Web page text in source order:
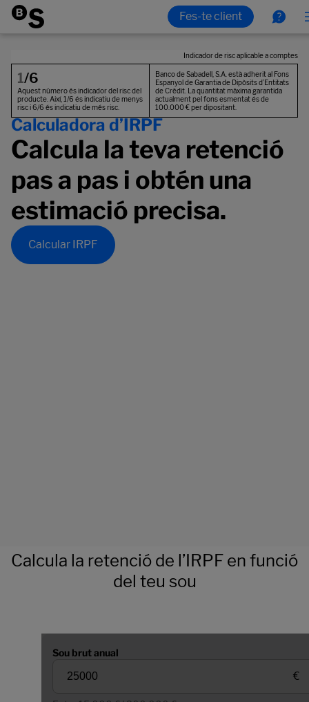
Calculadora d’IRPF
Calcula la teva retenció
pas a pas i obtén una
estimació precisa.
Calcular IRPF
Calcula la retenció de l’IRPF en funció
del teu sou